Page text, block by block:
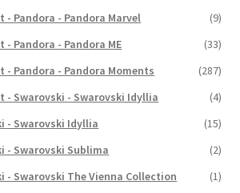
- Pandora - Pandora Marvel
(9)
- Pandora - Pandora ME
(33)
- Pandora - Pandora Moments
(287)
- Swarovski - Swarovski Idyllia
(4)
- Swarovski Idyllia
(15)
- Swarovski Sublima
(2)
- Swarovski The Vienna Collection
(1)